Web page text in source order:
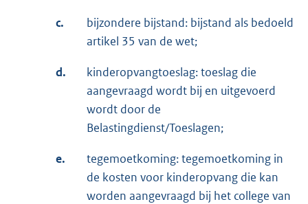
c.
bijzondere bijstand: bijstand als bedoeld
artikel 35 van de wet;
d.
kinderopvangtoeslag: toeslag die
aangevraagd wordt bij en uitgevoerd
wordt door de
Belastingdienst/Toeslagen;
e.
tegemoetkoming: tegemoetkoming in
de kosten voor kinderopvang die kan
worden aangevraagd bij het college van